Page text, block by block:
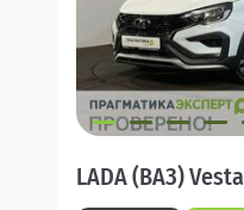
LADA (ВАЗ) Vesta